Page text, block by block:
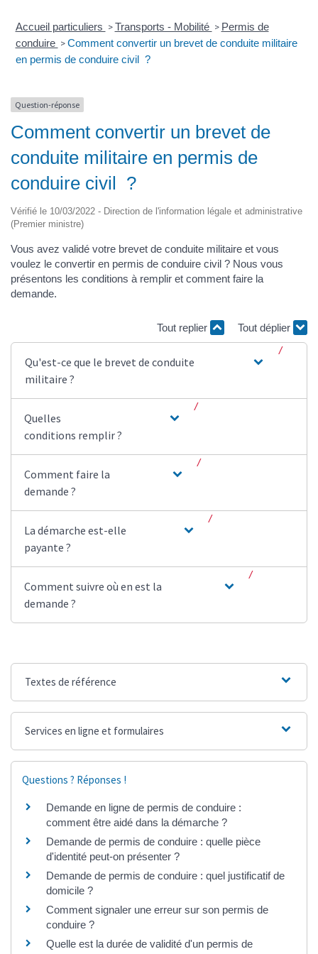
Accueil particuliers > Transports - Mobilité > Permis de
conduire > Comment convertir un brevet de conduite militaire
en permis de conduire civil ?
Question-réponse
Comment convertir un brevet de
conduite militaire en permis de
conduire civil ?
Vérifié le 10/03/2022 - Direction de l'information légale et administrative
(Premier ministre)
Vous avez validé votre brevet de conduite militaire et vous
voulez le convertir en permis de conduire civil ? Nous vous
présentons les conditions à remplir et comment faire la
demande.
Tout replier Tout déplier
Qu'est-ce que le brevet de conduite
militaire ?
Quelles
conditions remplir ?
Comment faire la
demande ?
La démarche est-elle
payante ?
Comment suivre où en est la
demande ?
Textes de référence
Services en ligne et formulaires
Questions ? Réponses !
Demande en ligne de permis de conduire :
comment être aidé dans la démarche ?
Demande de permis de conduire : quelle pièce
d'identité peut-on présenter ?
Demande de permis de conduire : quel justificatif de
domicile ?
Comment signaler une erreur sur son permis de
conduire ?
Quelle est la durée de validité d'un permis de